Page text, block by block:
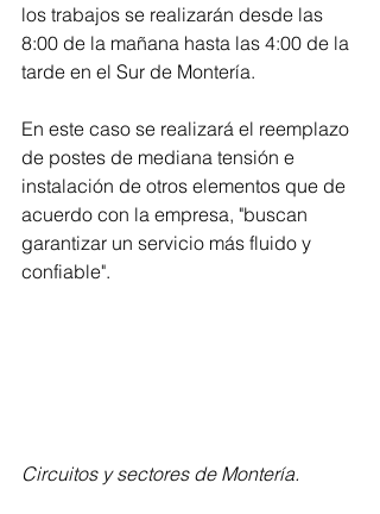
los trabajos se realizarán desde las
8:00 de la mañana hasta las 4:00 de la
tarde en el Sur de Montería.
En este caso se realizará el reemplazo
de postes de mediana tensión e
instalación de otros elementos que de
acuerdo con la empresa, "buscan
garantizar un servicio más fluido y
confiable".
Circuitos y sectores de Montería.